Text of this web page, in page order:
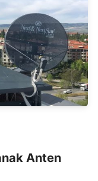
Anten